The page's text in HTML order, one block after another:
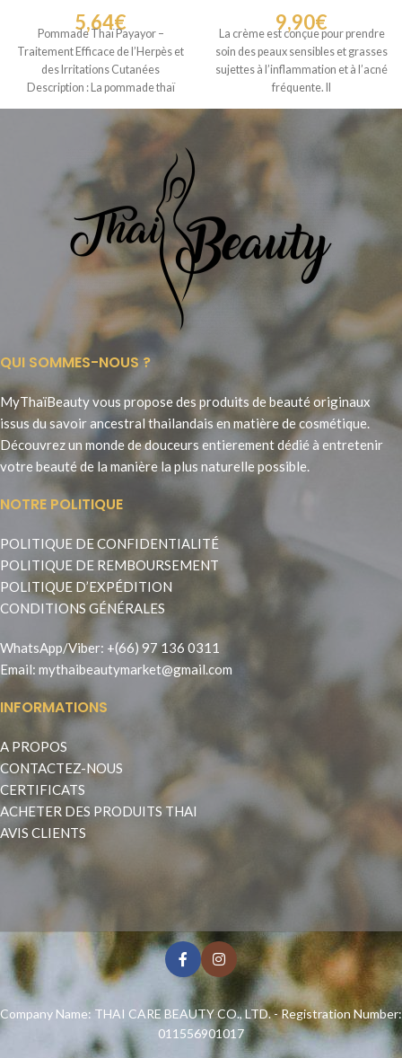
5,64€
Pommade Thaï Payayor –
Traitement Efficace de l’Herpès et
des Irritations Cutanées
Description : La pommade thaï
Payayor, fabriquée par
9,90€
La crème est conçue pour prendre
soin des peaux sensibles et grasses
sujettes à l’inflammation et à l’acné
fréquente. Il
QUI SOMMES-NOUS ?
MyThaïBeauty vous propose des produits de beauté originaux
issus du savoir ancestral thailandais en matière de cosmétique.
Découvrez un monde de douceurs entierement dédié à entretenir
votre beauté de la manière la plus naturelle possible.
NOTRE POLITIQUE
POLITIQUE DE CONFIDENTIALITÉ
POLITIQUE DE REMBOURSEMENT
POLITIQUE D’EXPÉDITION
CONDITIONS GÉNÉRALES
WhatsApp/Viber: +(66) 97 136 0311
Email: mythaibeautymarket@gmail.com
INFORMATIONS
A PROPOS
CONTACTEZ-NOUS
CERTIFICATS
ACHETER DES PRODUITS THAI
AVIS CLIENTS
Company Name: THAI CARE BEAUTY CO., LTD. - Registration Number:
011556901017